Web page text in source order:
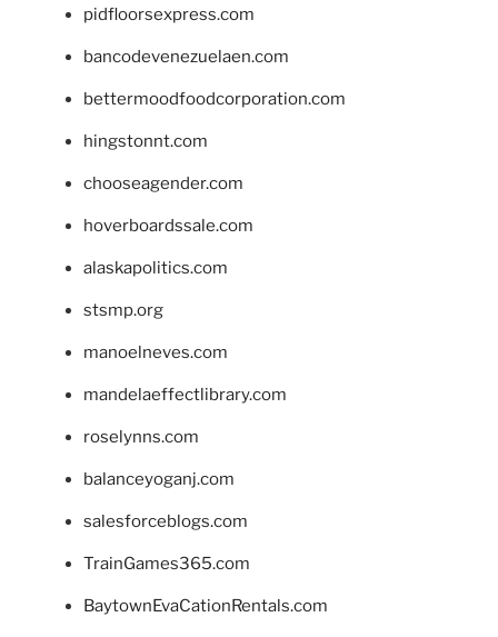
pidfloorsexpress.com
bancodevenezuelaen.com
bettermoodfoodcorporation.com
hingstonnt.com
chooseagender.com
hoverboardssale.com
alaskapolitics.com
stsmp.org
manoelneves.com
mandelaeffectlibrary.com
roselynns.com
balanceyoganj.com
salesforceblogs.com
TrainGames365.com
BaytownEvaCationRentals.com